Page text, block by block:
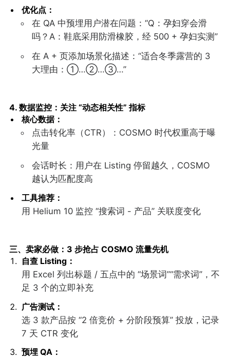
优化点：
在 QA 中预埋用户潜在问题：“Q：孕妇穿会滑
吗？A：鞋底采用防滑橡胶，经 500 + 孕妇实测”
在 A + 页添加场景化描述：“适合冬季露营的 3
大理由：①…②…③…”
4. 数据监控：关注 “动态相关性” 指标
核心数据：
点击转化率（CTR）：COSMO 时代权重高于曝
光量
会话时长：用户在 Listing 停留越久，COSMO
越认为匹配度高
工具推荐：
用 Helium 10 监控 “搜索词 - 产品” 关联度变化
三、卖家必做：3 步抢占 COSMO 流量先机
自查 Listing：
用 Excel 列出标题 / 五点中的 “场景词”“需求词”，不
足 3 个的立即补充
广告测试：
选 3 款产品按 “2 倍竞价 + 分阶段预算” 投放，记录
7 天 CTR 变化
预埋 QA：